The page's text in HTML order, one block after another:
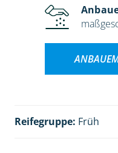
Reifegruppe: Früh